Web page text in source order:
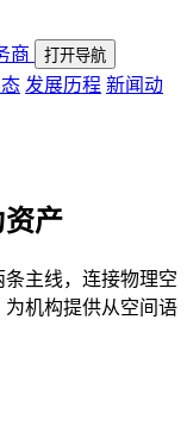
商
打开导航
发展历程 新闻动
产
主线，连接物理空
机构提供从空间语